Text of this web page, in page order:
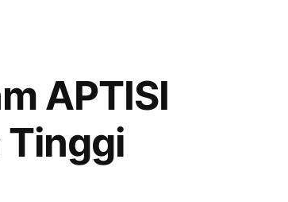
APTISI
Tinggi